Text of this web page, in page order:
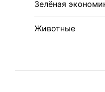
Зелёная
Животные